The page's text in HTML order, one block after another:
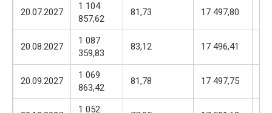
20.07.2027
1 104
857,62
81,73 17 497,80
20.08.2027
1 087
359,83
83,12 17 496,41
20.09.2027
1 069
863,42
81,78 17 497,75
1 052